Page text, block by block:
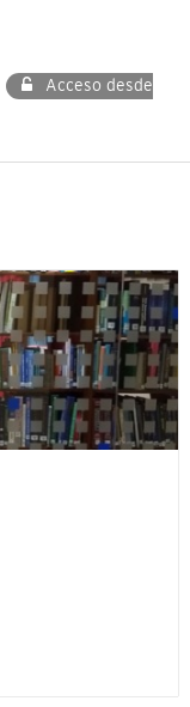
Acceso desde